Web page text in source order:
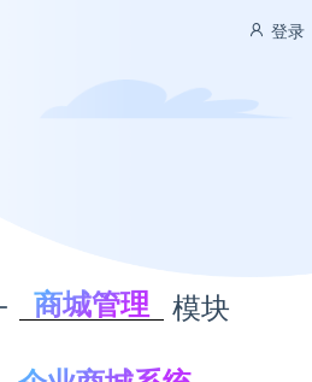
登录
商城管理 模块